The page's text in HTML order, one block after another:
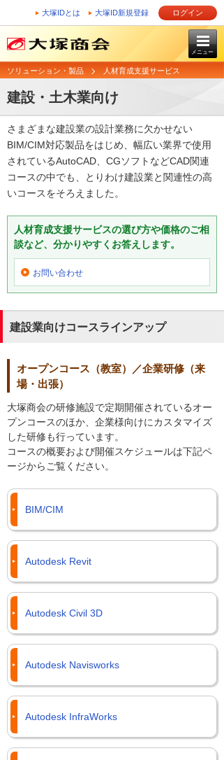
大塚IDとは 大塚ID新規登録 ログイン
メニュー
ソリューション・製品 人材育成支援サービス
建設・土木業向け
さまざまな建設業の設計業務に欠かせない
BIM/CIM対応製品をはじめ、幅広い業界で使用
されているAutoCAD、CGソフトなどCAD関連
コースの中でも、とりわけ建設業と関連性の高
いコースをそろえました。
人材育成支援サービスの選び方や価格のご相
談など、分かりやすくお答えします。
お問い合わせ
建設業向けコースラインアップ
オープンコース（教室）／企業研修（来
場・出張）
大塚商会の研修施設で定期開催されているオー
プンコースのほか、企業様向けにカスタマイズ
した研修も行っています。
コースの概要および開催スケジュールは下記ペ
ージからご覧ください。
BIM/CIM
Autodesk Revit
Autodesk Civil 3D
Autodesk Navisworks
Autodesk InfraWorks